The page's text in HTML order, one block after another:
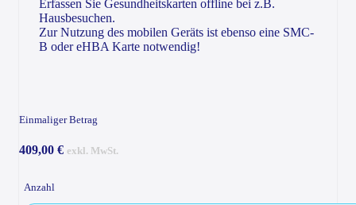
Erfassen Sie Gesundheitskarten offline bei z.B.
Hausbesuchen.
Zur Nutzung des mobilen Geräts ist ebenso eine SMC-
B oder eHBA Karte notwendig!
Einmaliger Betrag
409,00 € exkl. MwSt.
Anzahl